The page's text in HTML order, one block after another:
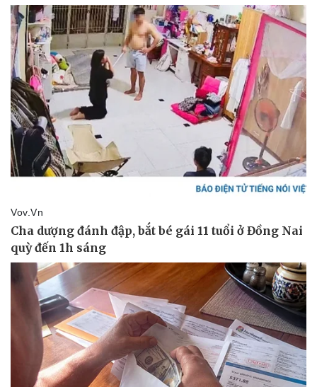
Pháp luật
Vụ án
Tin nóng
Tư vấn luật
Quân sự - Quốc phòng
Việt Nam
Phân tích